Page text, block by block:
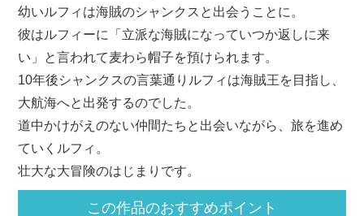
幼いルフィは海賊のシャンクスと出会うことに。
彼はルフィーに「立派な海賊になっていつか返しに来
い」と言われて麦わら帽子を預けられます。
10年後シャンクスの言葉通りルフィは海賊王を目指し、
大航海へと出発するのでした。
道中かけがえのない仲間たちと出会いながら、旅を進め
ていくルフィ。
壮大な大冒険のはじまりです。
この作品のおすすめポイント